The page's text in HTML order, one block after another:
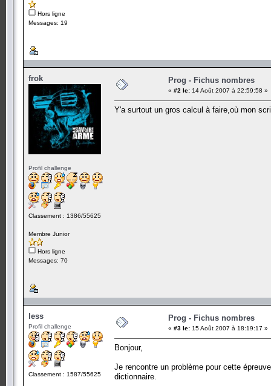
Hors ligne
Messages: 19
frok
Profil challenge
Classement : 1386/55625
Membre Junior
Hors ligne
Messages: 70
Prog - Fichus nombres
« #2 le: 14 Août 2007 à 22:59:58 »
Y'a surtout un gros calcul à faire,où mon
less
Profil challenge
Classement : 1587/55625
Prog - Fichus nombres
« #3 le: 15 Août 2007 à 18:19:17 »
Bonjour,
Je rencontre un problème pour cette
dictionnaire.